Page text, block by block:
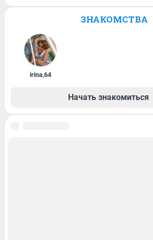
ЗНАКОМСТВА
irina,64
Начать знакомиться